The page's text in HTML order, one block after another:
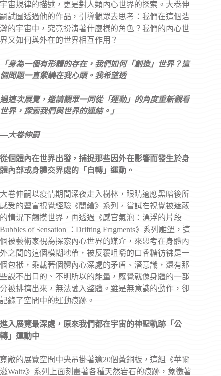
宇宙規律的描述，更是對人類內心世界的探索。大卷伸
嗣試圖透過他的作品，引導觀眾去思考：我們在這個浩
瀚的宇宙中，究竟扮演著什麼樣的角色？我們的內心世
界又如何與外在的世界相互作用？
「身為一個有形體的存在，我們如何「創造」世界？這
個問題一直縈繞在我心頭。我希望透
過這次展覽，邀請觀眾一同從「運動」的角度重新觀看
世界，探索我們與世界的連結。」
—大卷伸嗣
從個體內在世界出發，捕捉那些因外在影響而發生於身
體內部或身體交界處的「自轉」運動。
大卷伸嗣以疫情期間深夜走入樹林，眼睛適應黑暗後所
感受的豐富視覺經驗《闇繪》系列，嘗試在視覺被遮蔽
的情況下觸摸世界，再透過《感官氣泡：漂浮的片段
Bubbles of Sensation ：Drifting Fragments》系列雕塑，這
個被藝術家視為探索內心世界的媒介，來思考在身體內
外之間的這個模糊地帶，被反覆咀嚼的口香糖彷彿是一
個包袱，乘載著個體內心深處的矛盾、潛意識，還有那
些說不出口的、不明所以的能量，感覺就像身體的一部
分被排擠出來，無法融入整體。雖是無意識的動作，卻
記錄了空間中的運動痕跡。
進入展覽最深處，原來我們都在宇宙的神聖軌跡「公
轉」運動中
寬敞的展覽空間中央吊掛著逾20個黃銅板，這組《華爾
滋Waltz》系列上面刻畫著各種天然岩石的痕跡，象徵著